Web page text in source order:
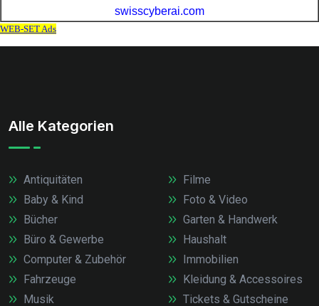
Alle Kategorien
Antiquitäten
Baby & Kind
Bücher
Büro & Gewerbe
Computer & Zubehör
Fahrzeuge
Filme
Foto & Video
Garten & Handwerk
Haushalt
Immobilien
Kleidung & Accessoires
Musik
Tickets & Gutscheine